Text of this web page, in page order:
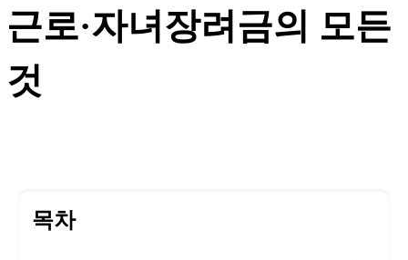
근로·자녀장려금의 모든
것
목차